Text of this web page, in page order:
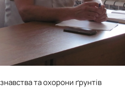
та охорони ґрунтів